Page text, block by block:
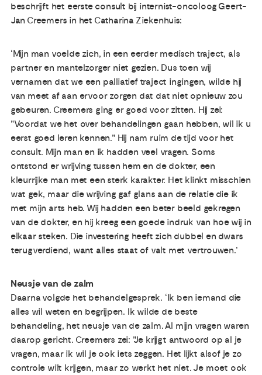
beschrijft het eerste consult bij internist-oncoloog Geert-
Jan Creemers in het Catharina Ziekenhuis:
‘Mijn man voelde zich, in een eerder medisch traject, als
partner en mantelzorger niet gezien. Dus toen wij
vernamen dat we een palliatief traject ingingen, wilde hij
van meet af aan ervoor zorgen dat dat niet opnieuw zou
gebeuren. Creemers ging er goed voor zitten. Hij zei:
"Voordat we het over behandelingen gaan hebben, wil ik u
eerst goed leren kennen." Hij nam ruim de tijd voor het
consult. Mijn man en ik hadden veel vragen. Soms
ontstond er wrijving tussen hem en de dokter, een
kleurrijke man met een sterk karakter. Het klinkt misschien
wat gek, maar die wrijving gaf glans aan de relatie die ik
met mijn arts heb. Wij hadden een beter beeld gekregen
van de dokter, en hij kreeg een goede indruk van hoe wij in
elkaar steken. Die investering heeft zich dubbel en dwars
terugverdiend, want alles staat of valt met vertrouwen.’
Neusje van de zalm
Daarna volgde het behandelgesprek. ‘Ik ben iemand die
alles wil weten en begrijpen. Ik wilde de beste
behandeling, het neusje van de zalm. Al mijn vragen waren
daarop gericht. Creemers zei: "Je krijgt antwoord op al je
vragen, maar ik wil je ook iets zeggen. Het lijkt alsof je zo
controle wilt krijgen, maar zo werkt het niet. Je moet ook